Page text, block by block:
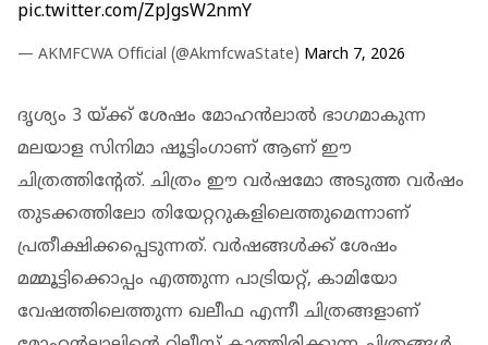
pic.twitter.com/ZpJgsW2nmY
— AKMFCWA Official (@AkmfcwaState) March 7, 2026
ദൃശ്യം 3 യ്ക്ക് ശേഷം മോഹന്‍ലാല്‍ ഭാഗമാകുന്ന
മലയാള സിനിമാ ഷൂട്ടിംഗാണ് ആണ് ഈ
ചിത്രത്തിന്റേത്. ചിത്രം ഈ വര്‍ഷമോ അടുത്ത വര്‍ഷം
തുടക്കത്തിലോ തിയേറ്ററുകളിലെത്തുമെന്നാണ്
പ്രതീക്ഷിക്കപ്പെടുന്നത്. വര്‍ഷങ്ങള്‍ക്ക് ശേഷം
മമ്മൂട്ടിക്കൊപ്പം എത്തുന്ന പാട്രിയറ്റ്, കാമിയോ
വേഷത്തിലെത്തുന്ന ഖലീഫ എന്നീ ചിത്രങ്ങളാണ്